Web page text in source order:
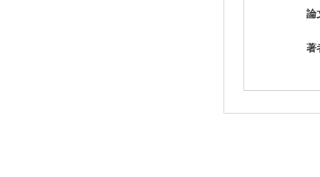
論
著